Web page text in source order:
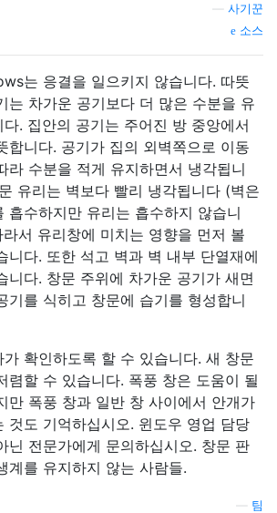
사기꾼
소스
는 응결을 일으키지 않습니다. 따뜻
는 차가운 공기보다 더 많은 수분을 유
다. 집안의 공기는 주어진 방 중앙에서
합니다. 공기가 집의 외벽쪽으로 이동
라 수분을 적게 유지하면서 냉각됩니
유리는 벽보다 빨리 냉각됩니다 (벽은
흡수하지만 유리는 흡수하지 않습니
라서 유리창에 미치는 영향을 먼저 볼
니다. 또한 석고 벽과 벽 내부 단열재에
니다. 창문 주위에 차가운 공기가 새면
기를 식히고 창문에 습기를 형성합니
가 확인하도록 할 수 있습니다. 새 창문
렴할 수 있습니다. 폭풍 창은 도움이 될
만 폭풍 창과 일반 창 사이에서 안개가
것도 기억하십시오. 윈도우 영업 담당
닌 전문가에게 문의하십시오. 창문 판
계를 유지하지 않는 사람들.
팀